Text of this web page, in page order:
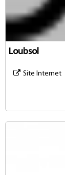
Loubsol
Site Internet